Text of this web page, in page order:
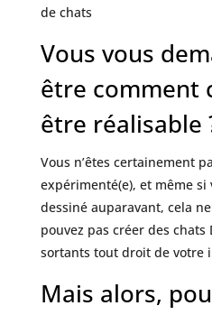
de chats
Vous vous
être comment
être réalisable
Vous n’êtes certainement
expérimenté(e), et même si
dessiné auparavant, cela
pouvez pas créer des chats
sortants tout droit de votre
Mais alors,